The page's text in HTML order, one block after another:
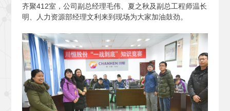
齐聚412室，公司副总经理毛伟、夏之秋及副总工程师温长
明、人力资源部经理文利来到现场为大家加油鼓劲。